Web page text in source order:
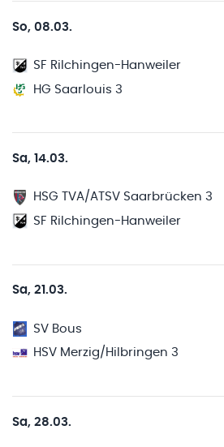
So, 08.03.
SF Rilchingen-Hanweiler
HG Saarlouis 3
Sa, 14.03.
HSG TVA/ATSV Saarbrücken 3
SF Rilchingen-Hanweiler
Sa, 21.03.
SV Bous
HSV Merzig/Hilbringen 3
Sa, 28.03.